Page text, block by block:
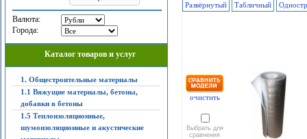
Валюта:
Города:
Каталог товаров и услуг
1. Общестроительные материалы
1.1 Вяжущие материалы, бетоны,
добавки в бетоны
1.5 Теплоизоляционные,
шумоизоляционные и акустические
Развёрнутый Табличный
очистить
Выбрать для
сравнения